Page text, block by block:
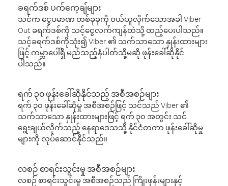
ခရက်ဒစ် ပက်ကေ့ချ်များ
သင်က ငွေပမာဏ တစ်ခုခုကို ဝယ်ယူလိုက်သောအခါ Viber
Out ခရက်ဒစ်ကို သင့်ငွေလက်ကျန်ထဲသို့ ထည့်ပေးပါသည်။
သင့်ခရက်ဒစ်ကိုသုံး၍ Viber ၏ သက်သာသော နှုန်းထားများ
ဖြင့် ကမ္ဘာပေါ်ရှိ မည်သည့်နံပါတ်သို့မဆို ဖုန်းခေါ်ဆိုနိုင်
ပါသည်။
ရက် ၃၀ ဖုန်းခေါ်ဆိုနိုင်သည့် အစီအစဉ်များ
ရက် ၃၀ ဖုန်းခေါ်ဆိုမှု အစီအစဉ်ဖြင့် သင်သည် Viber ၏
သက်သာသော နှုန်းထားများဖြင့် ရက် ၃၀ အတွင်း သင်
ရွေးချယ်လိုက်သည့် နေရာဒေသသို့ နိုင်ငံတကာ ဖုန်းခေါ်ဆိုမှု
များကို လုပ်ဆောင်နိုင်သည်။
လစဉ် စာရင်းသွင်းမှု အစီအစဉ်များ
လစဉ် စာရင်းသွင်းမှု အစီအစဉ်သည် ကြိုးဖုန်းများနှင့်